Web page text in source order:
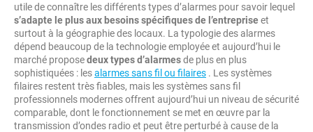
utile de connaître les différents types d’alarmes pour savoir lequel
s’adapte le plus aux besoins spécifiques de l’entrepriseet
surtout à la géographie des locaux. La typologie des alarmes
dépend beaucoup de la technologie employée et aujourd’hui le
marché proposedeux types d’alarmesde plus en plus
sophistiquées : lesalarmes sans fil ou filaires . Les systèmes
filaires restent très fiables, mais les systèmes sans fil
professionnels modernes offrent aujourd’hui un niveau de sécurité
comparable, dont le fonctionnement se met en œuvre par la
transmission d’ondes radio et peut être perturbé à cause de la